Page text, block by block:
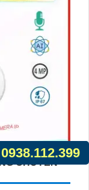
CHUYỂN
0938.112.399